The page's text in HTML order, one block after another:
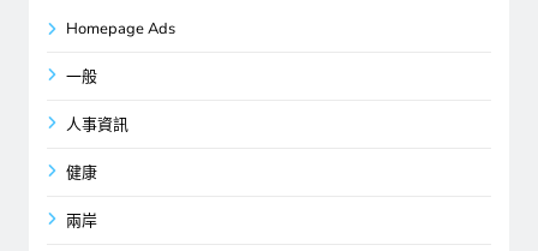
Homepage Ads
一般
人事資訊
健康
兩岸